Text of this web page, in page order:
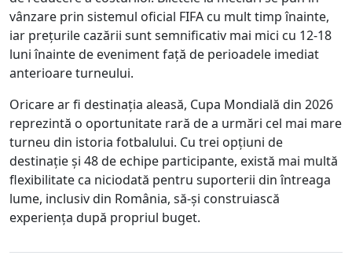
vânzare prin sistemul oficial FIFA cu mult timp înainte,
iar prețurile cazării sunt semnificativ mai mici cu 12-18
luni înainte de eveniment față de perioadele imediat
anterioare turneului.
Oricare ar fi destinația aleasă, Cupa Mondială din 2026
reprezintă o oportunitate rară de a urmări cel mai mare
turneu din istoria fotbalului. Cu trei opțiuni de
destinație și 48 de echipe participante, există mai multă
flexibilitate ca niciodată pentru suporterii din întreaga
lume, inclusiv din România, să-și construiască
experiența după propriul buget.